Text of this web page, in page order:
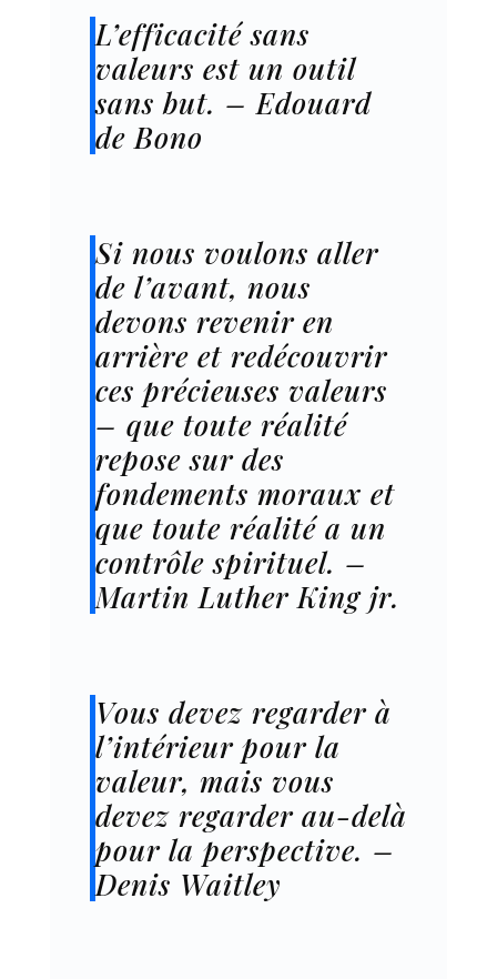
L’efficacité sans
valeurs est un outil
sans but. – Edouard
de Bono
Si nous voulons aller
de l’avant, nous
devons revenir en
arrière et redécouvrir
ces précieuses valeurs
– que toute réalité
repose sur des
fondements moraux et
que toute réalité a un
contrôle spirituel. –
Martin Luther King jr.
Vous devez regarder à
l’intérieur pour la
valeur, mais vous
devez regarder au-delà
pour la perspective. –
Denis Waitley